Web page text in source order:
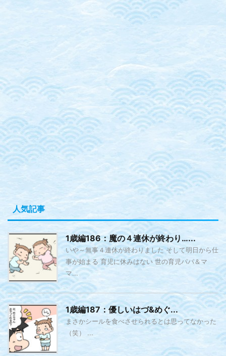
人気記事
1歳編186：魔の４連休が終わり…...
いや～無事４連休が終わりました そして明日から仕
事が始まる 育児に休みはない 世の育児パパ＆マ
マ...
1歳編187：優しいはづ&めぐ...
まさかシールを食べさせられるとは思ってなかった
（笑） ...